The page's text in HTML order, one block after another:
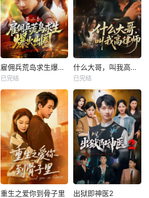
雇佣兵荒岛求生爆火出圈第二季
已完结
什么大哥，叫我高律师
已完结
重生之爱你到骨子里 出狱即神医2